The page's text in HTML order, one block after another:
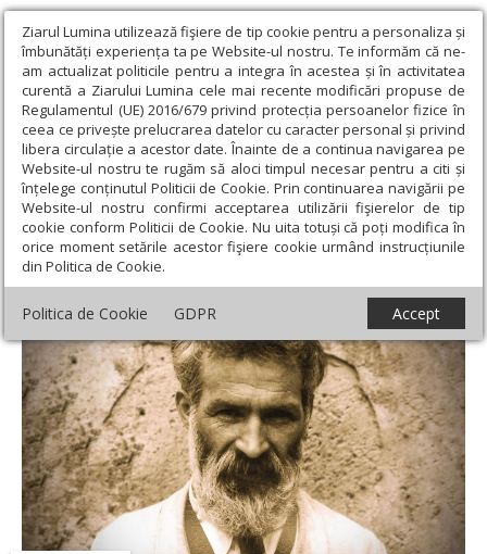
Ziarul Lumina utilizează fişiere de tip cookie pentru a personaliza și
îmbunătăți experiența ta pe Website-ul nostru. Te informăm că ne-
am actualizat politicile pentru a integra în acestea și în activitatea
curentă a Ziarului Lumina cele mai recente modificări propuse de
Regulamentul (UE) 2016/679 privind protecția persoanelor fizice în
ceea ce privește prelucrarea datelor cu caracter personal și privind
libera circulație a acestor date. Înainte de a continua navigarea pe
Website-ul nostru te rugăm să aloci timpul necesar pentru a citi și
înțelege conținutul Politicii de Cookie. Prin continuarea navigării pe
Website-ul nostru confirmi acceptarea utilizării fişierelor de tip
cookie conform Politicii de Cookie. Nu uita totuși că poți modifica în
orice moment setările acestor fişiere cookie urmând instrucțiunile
din Politica de Cookie.
Politica de Cookie GDPR Accept
Ziarul Lumina › Actualitate religioasă › An omagial › Constantin
Brâncuşi, sculptor al metaforei
Constantin Brâncuşi, sculptor al metaforei